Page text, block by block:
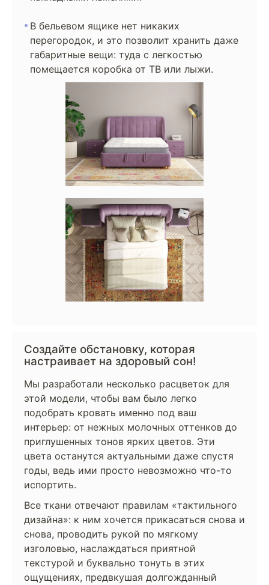
В бельевом ящике нет никаких
перегородок, и это позволит хранить даже
габаритные вещи: туда с легкостью
помещается коробка от ТВ или лыжи.
Создайте обстановку, которая
настраивает на здоровый сон!
Мы разработали несколько расцветок для
этой модели, чтобы вам было легко
подобрать кровать именно под ваш
интерьер: от нежных молочных оттенков до
приглушенных тонов ярких цветов. Эти
цвета останутся актуальными даже спустя
годы, ведь ими просто невозможно что-то
испортить.
Все ткани отвечают правилам «тактильного
дизайна»: к ним хочется прикасаться снова и
снова, проводить рукой по мягкому
изголовью, наслаждаться приятной
текстурой и буквально тонуть в этих
ощущениях, предвкушая долгожданный